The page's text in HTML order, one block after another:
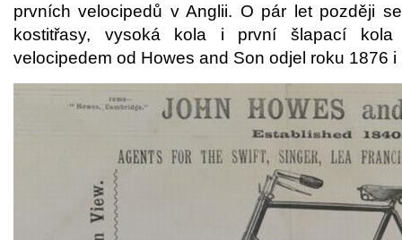
prvních velocipedů v Anglii. O pár let později
kostitřasy, vysoká kola i první šlapací
velocipedem od Howes and Son odjel roku 1876 i